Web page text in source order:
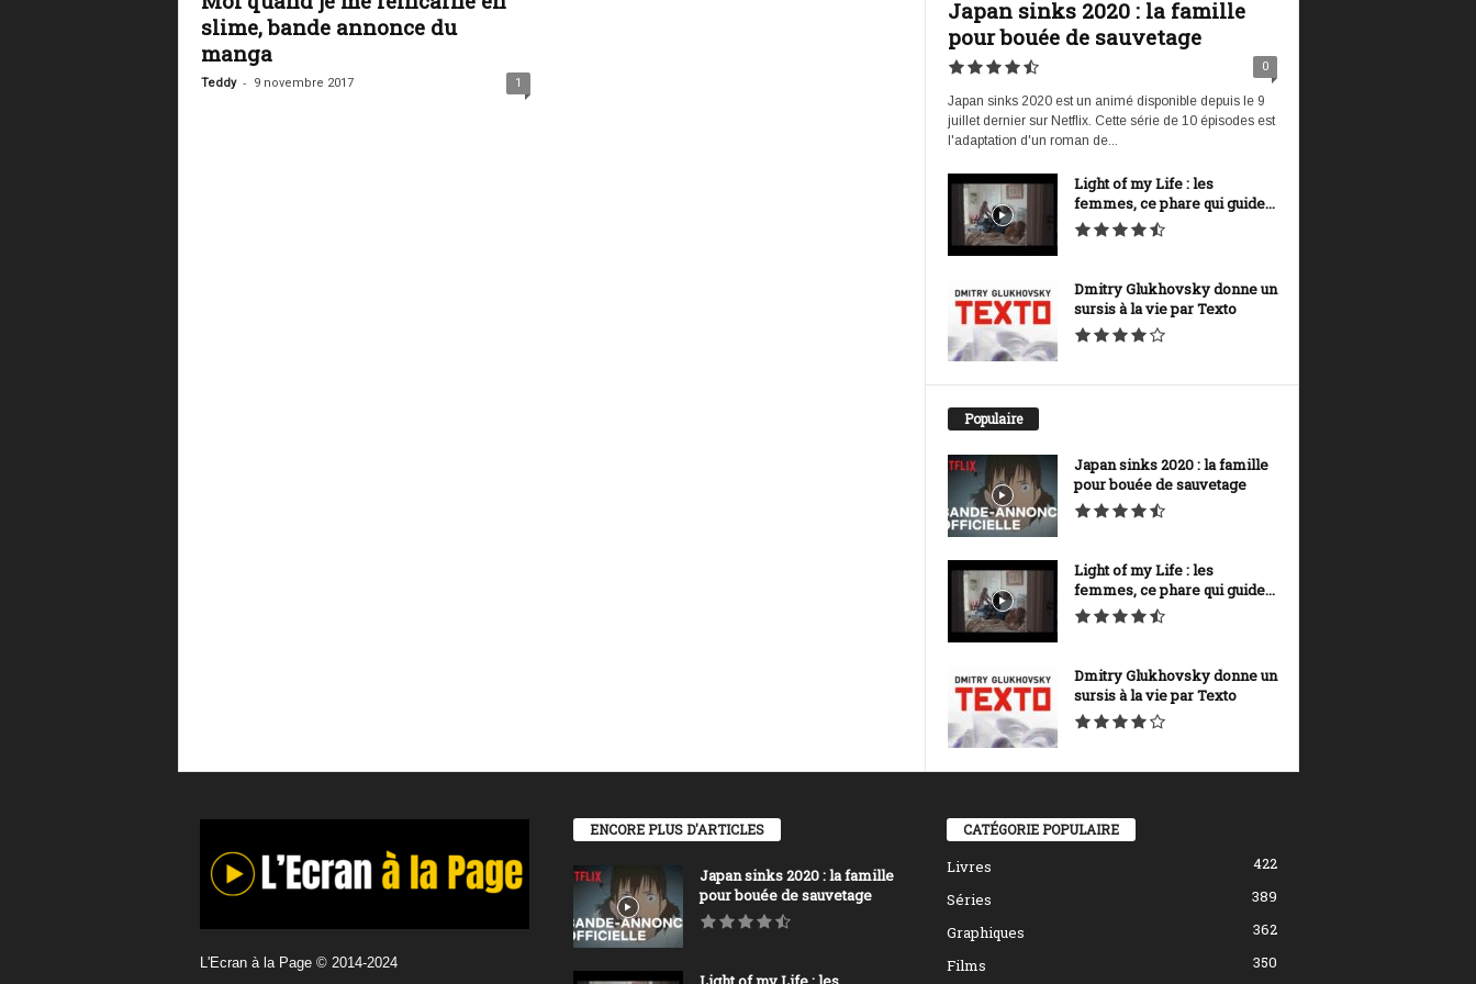
slime, bande annonce du
manga
Teddy - 9 novembre 2017 1
Japan sinks 2020 : la famille
pour bouée de sauvetage
0
Japan sinks 2020 est un animé disponible depuis le 9
juillet dernier sur Netflix. Cette série de 10 épisodes est
l'adaptation d'un roman de...
Light of my Life : les
femmes, ce phare qui guide...
Dmitry Glukhovsky donne un
sursis à la vie par Texto
Populaire
Japan sinks 2020 : la famille
pour bouée de sauvetage
Light of my Life : les
femmes, ce phare qui guide...
Dmitry Glukhovsky donne un
sursis à la vie par Texto
L'Ecran à la Page © 2014-2024
ENCORE PLUS D'ARTICLES
Japan sinks 2020 : la famille
pour bouée de sauvetage
CATÉGORIE POPULAIRE
Livres
422
Séries
389
Graphiques
362
Films
350